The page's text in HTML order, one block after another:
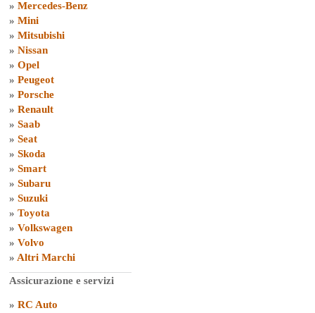
» Mercedes-Benz
» Mini
» Mitsubishi
» Nissan
» Opel
» Peugeot
» Porsche
» Renault
» Saab
» Seat
» Skoda
» Smart
» Subaru
» Suzuki
» Toyota
» Volkswagen
» Volvo
» Altri Marchi
Assicurazione e servizi
» RC Auto